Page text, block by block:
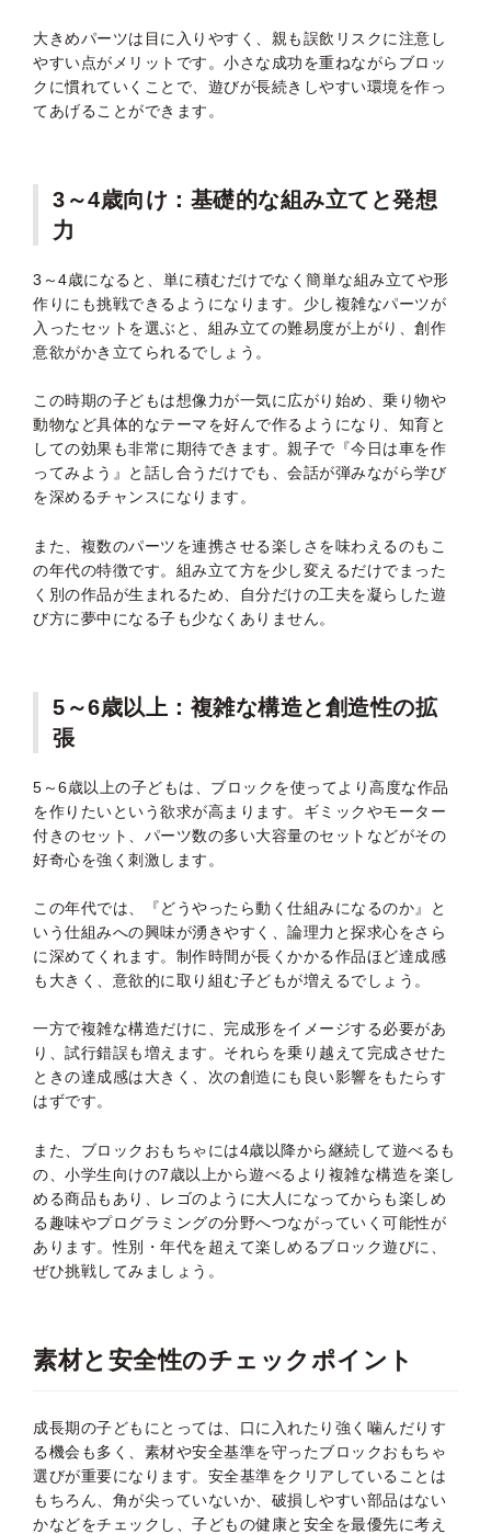
大きめパーツは目に入りやすく、親も誤飲リスクに注意し
やすい点がメリットです。小さな成功を重ねながらブロッ
クに慣れていくことで、遊びが長続きしやすい環境を作っ
てあげることができます。
3～4歳向け：基礎的な組み立てと発想
力
3～4歳になると、単に積むだけでなく簡単な組み立てや形
作りにも挑戦できるようになります。少し複雑なパーツが
入ったセットを選ぶと、組み立ての難易度が上がり、創作
意欲がかき立てられるでしょう。
この時期の子どもは想像力が一気に広がり始め、乗り物や
動物など具体的なテーマを好んで作るようになり、知育と
しての効果も非常に期待できます。親子で『今日は車を作
ってみよう』と話し合うだけでも、会話が弾みながら学び
を深めるチャンスになります。
また、複数のパーツを連携させる楽しさを味わえるのもこ
の年代の特徴です。組み立て方を少し変えるだけでまった
く別の作品が生まれるため、自分だけの工夫を凝らした遊
び方に夢中になる子も少なくありません。
5～6歳以上：複雑な構造と創造性の拡
張
5～6歳以上の子どもは、ブロックを使ってより高度な作品
を作りたいという欲求が高まります。ギミックやモーター
付きのセット、パーツ数の多い大容量のセットなどがその
好奇心を強く刺激します。
この年代では、『どうやったら動く仕組みになるのか』と
いう仕組みへの興味が湧きやすく、論理力と探求心をさら
に深めてくれます。制作時間が長くかかる作品ほど達成感
も大きく、意欲的に取り組む子どもが増えるでしょう。
一方で複雑な構造だけに、完成形をイメージする必要があ
り、試行錯誤も増えます。それらを乗り越えて完成させた
ときの達成感は大きく、次の創造にも良い影響をもたらす
はずです。
また、ブロックおもちゃには4歳以降から継続して遊べるも
の、小学生向けの7歳以上から遊べるより複雑な構造を楽し
める商品もあり、レゴのように大人になってからも楽しめ
る趣味やプログラミングの分野へつながっていく可能性が
あります。性別・年代を超えて楽しめるブロック遊びに、
ぜひ挑戦してみましょう。
素材と安全性のチェックポイント
成長期の子どもにとっては、口に入れたり強く噛んだりす
る機会も多く、素材や安全基準を守ったブロックおもちゃ
選びが重要になります。安全基準をクリアしていることは
もちろん、角が尖っていないか、破損しやすい部品はない
かなどをチェックし、子どもの健康と安全を最優先に考え